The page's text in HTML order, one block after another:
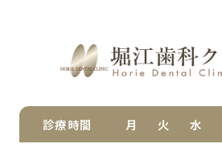
診療時間 月 火 水